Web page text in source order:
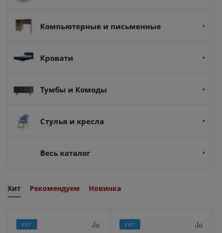
Компьютерные и письменные
Кровати
Тумбы и Комоды
Стулья и кресла
Весь каталог
Хит Рекомендуем Новинка
ХИТ ХИТ